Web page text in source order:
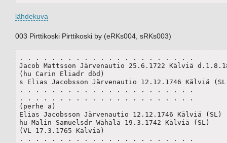
lähdekuva
003 Pirttikoski Pirttikoski by (eRKs004, sRKs003)
. . . . . . . . . . . . . . . . . . . . . .
Jacob Mattsson Järvenautio 25.6.1722 Kälviä
(hu Carin Eliadr död)
s Elias Jacobsson Järvenautio 12.12.1746 Kälviä
. . . . . . . . . . . . . . . . . . . . . .
. . . . . . . . . . . . . . . . . . . . . .
(perhe a)
Elias Jacobsson Järvenautio 12.12.1746 Kälviä (SL)
hu Malin Samuelsdr Wähälä 19.3.1742 Kälviä (SL)
(VL 17.3.1765 Kälviä)
. . . . . . . . . . . . . . . . . . . . . .